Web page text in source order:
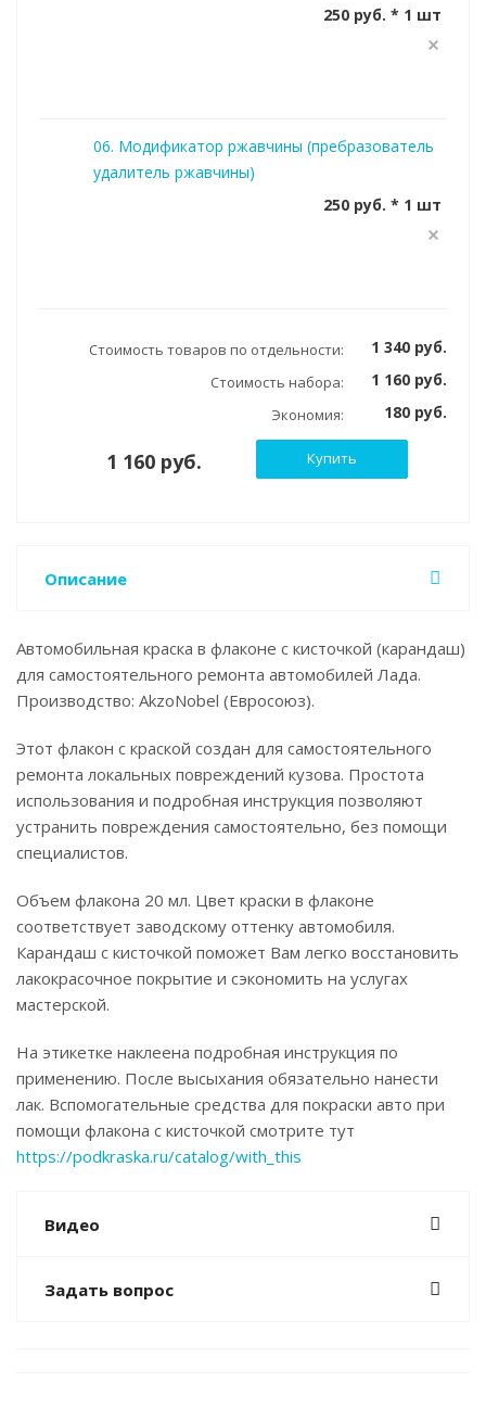
250 руб. * 1 шт
06. Модификатор ржавчины (пребразователь
удалитель ржавчины)
250 руб. * 1 шт
Стоимость товаров по отдельности: 1 340 руб.
Стоимость набора: 1 160 руб.
Экономия: 180 руб.
1 160 руб. Купить
Описание
Автомобильная краска в флаконе с кисточкой (карандаш)
для самостоятельного ремонта автомобилей Лада.
Производство: AkzoNobel (Евросоюз).
Этот флакон с краской создан для самостоятельного
ремонта локальных повреждений кузова. Простота
использования и подробная инструкция позволяют
устранить повреждения самостоятельно, без помощи
специалистов.
Объем флакона 20 мл. Цвет краски в флаконе
соответствует заводскому оттенку автомобиля.
Карандаш с кисточкой поможет Вам легко восстановить
лакокрасочное покрытие и сэкономить на услугах
мастерской.
На этикетке наклеена подробная инструкция по
применению. После высыхания обязательно нанести
лак. Вспомогательные средства для покраски авто при
помощи флакона с кисточкой смотрите тут
https://podkraska.ru/catalog/with_this
Видео
Задать вопрос